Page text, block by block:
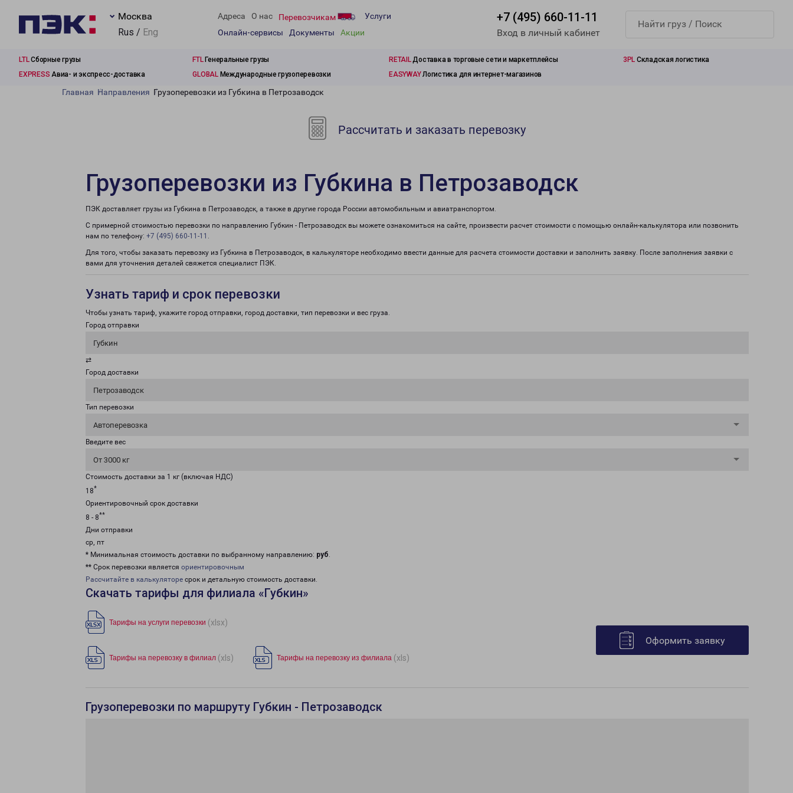
Москва
Rus / Eng
Адреса О нас Перевозчикам
Услуги
Онлайн-сервисы
Документы Акции
+7 (495) 660-11-11
Вход в личный кабинет
LTLСборные грузы FTLГенеральные грузы RETAILДоставка в торговые сети и маркетплейсы 3PL Складская логистика
EXPRESS Авиа- и экспресс-доставка GLOBALМеждународные грузоперевозки EASYWAYЛогистика для интернет-магазинов
Главная Направления Грузоперевозки из Губкина в Петрозаводск
Рассчитать и заказать перевозку
Грузоперевозки из Губкина в Петрозаводск
ПЭК доставляет грузы из Губкина в Петрозаводск, а также в другие города России автомобильным и авиатранспортом.
С примерной стоимостью перевозки по направлению Губкин - Петрозаводск вы можете ознакомиться на сайте, произвести расчет стоимости с помощью онлайн-калькулятора или позвонить
нам по телефону: +7 (495) 660-11-11 .
Для того, чтобы заказать перевозку из Губкина в Петрозаводск, в калькуляторе необходимо ввести данные для расчета стоимости доставки и заполнить заявку. После заполнения заявки с
вами для уточнения деталей свяжется специалист ПЭК.
Узнать тариф и срок перевозки
Чтобы узнать тариф, укажите город отправки, город доставки, тип перевозки и вес груза.
Город отправки
Губкин
⇄
Город доставки
Петрозаводск
Тип перевозки
Автоперевозка
Введите вес
От 3000 кг
Стоимость доставки за 1 кг (включая НДС)
18*
Ориентировочный срок доставки
8 - 8**
Дни отправки
ср, пт
* Минимальная стоимость доставки по выбранному направлению: руб.
** Срок перевозки является ориентировочным
Рассчитайте в калькуляторе срок и детальную стоимость доставки.
Скачать тарифы для филиала «Губкин»
Тарифы на услуги перевозки (xlsx)
Тарифы на перевозку в филиал (xls) Тарифы на перевозку из филиала (xls)
Оформить заявку
Грузоперевозки по маршруту Губкин - Петрозаводск